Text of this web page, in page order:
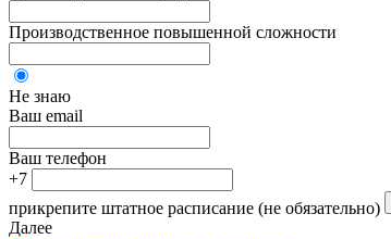
Производственное повышенной сложности
Не знаю
Ваш email
Ваш телефон
+7
прикрепите штатное расписание (не обязательно)
Далее